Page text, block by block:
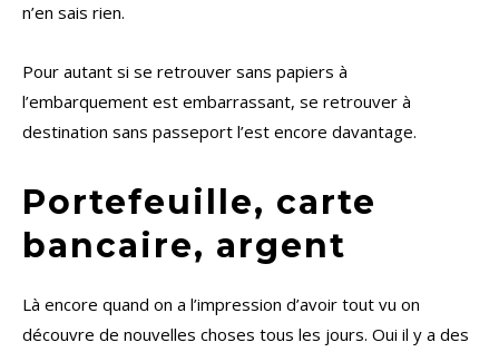
n’en sais rien.
Pour autant si se retrouver sans papiers à
l’embarquement est embarrassant, se retrouver à
destination sans passeport l’est encore davantage.
Portefeuille, carte
bancaire, argent
Là encore quand on a l’impression d’avoir tout vu on
découvre de nouvelles choses tous les jours. Oui il y a des